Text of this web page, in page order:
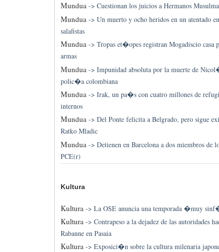
Mundua-> Cuestionan los juicios a Hermanos
Mundua -> Un muerto y ocho heridos en un atentado
salafistas
Mundua-> Tropas et�opes registran Mogadiscio casa
armas
Mundua -> Impunidad absoluta por la muerte de
polic�a colombiana
Mundua-> Irak, un pa�s con cuatro millones de
internos
Mundua-> Del Ponte felicita a Belgrado, pero sigue
Ratko Mladic
Mundua -> Detienen en Barcelona a dos miembros de
PCE(r)
Kultura
Kultura -> La OSE anuncia una temporada �muy
Kultura-> Contrapeso a la dejadez de las autoridades
Rabanne en Pasaia
Kultura-> Exposici�n sobre la cultura milenaria